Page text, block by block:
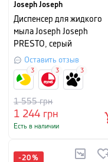
Joseph Joseph
Диспенсер для жидкого
мыла Joseph Joseph
PRESTO, серый
Оставить отзыв
1 244 грн
1 555грн
Есть в наличии
3 3 3
-20 %